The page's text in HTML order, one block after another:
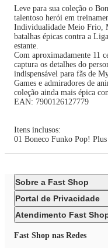
Leve para sua coleção o
talentoso herói em
Individualidade Meio Frio,
batalhas épicas contra a
estante.
Com aproximadamente 11
captura os detalhes do
indispensável para fãs de
Games e admiradores de
coleção ainda mais épica
EAN: 7900126127779
Itens inclusos:
01 Boneco Funko Pop!
Sobre a Fast Shop
Portal de Privacidade
Atendimento Fast
Fast Shop nas Redes